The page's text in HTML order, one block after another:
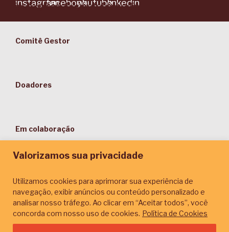
Valorizamos sua privacidade
Utilizamos cookies para aprimorar sua experiência de
navegação, exibir anúncios ou conteúdo personalizado e
analisar nosso tráfego. Ao clicar em “Aceitar todos”, você
concorda com nosso uso de cookies. Política de Cookies
Comitê Gestor
Doadores
Em colaboração
Parceiros de Comunicação